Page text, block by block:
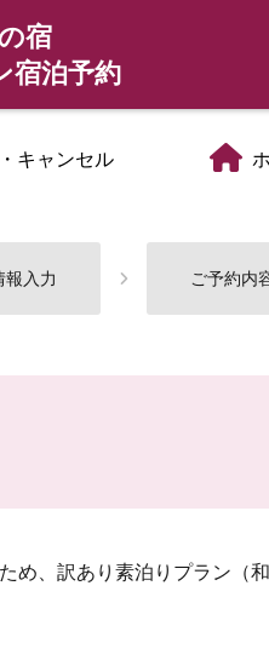
宿
宿泊予約
キャンセル
報入力 ご予約内
め、訳あり素泊りプラン（